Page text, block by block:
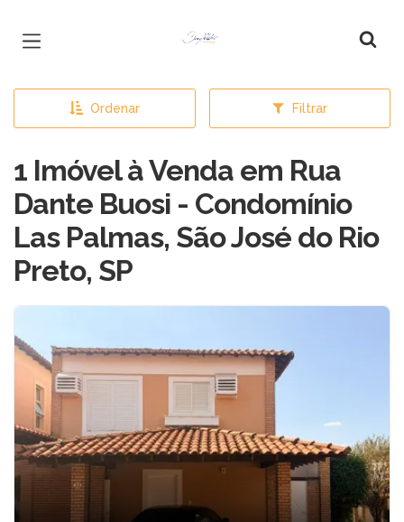
Página inicial
Ordenar Filtrar
1 Imóvel à Venda em Rua
Dante Buosi - Condomínio
Las Palmas, São José do Rio
Preto, SP